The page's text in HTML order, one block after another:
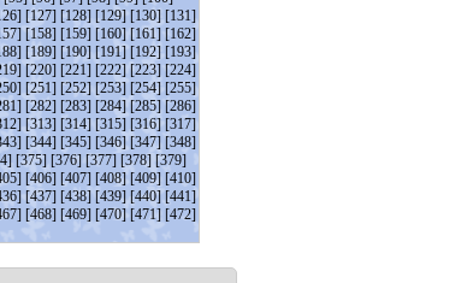
[127] [128] [129] [130] [131]
[158] [159] [160] [161] [162]
[189] [190] [191] [192] [193]
[220] [221] [222] [223] [224]
[251] [252] [253] [254] [255]
[282] [283] [284] [285] [286]
[313] [314] [315] [316] [317]
[344] [345] [346] [347] [348]
[375] [376] [377] [378] [379]
[406] [407] [408] [409] [410]
[437] [438] [439] [440] [441]
[468] [469] [470] [471] [472]